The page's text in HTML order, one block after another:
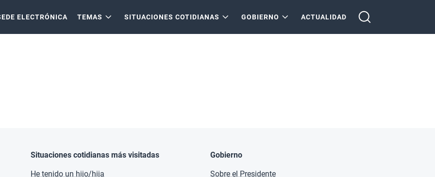
ELECTRÓNICA TEMAS SITUACIONES COTIDIANAS GOBIERNO ACTUALIDAD
Situaciones cotidianas más visitadas
He tenido un hijo/hija
Gobierno
Sobre el Presidente